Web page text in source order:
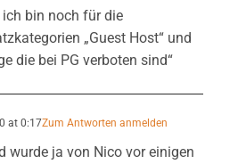
ich bin noch für die
„Guest Host“ und
die bei PG verboten sind“
at 0:17Zum Antworten anmelden
wurde ja von Nico vor einigen